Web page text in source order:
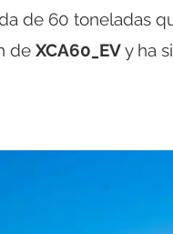
de 60 toneladas
de XCA60_EVy ha